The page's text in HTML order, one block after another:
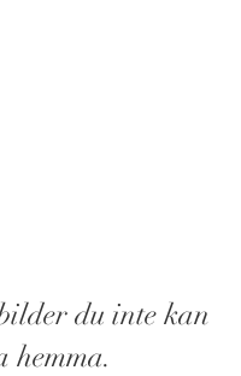
du inte kan
hemma.